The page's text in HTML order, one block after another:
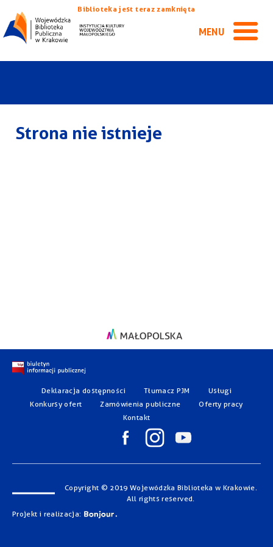
Biblioteka jest teraz zamknięta
MENU
Strona nie istnieje
Deklaracja dostępności Tłumacz PJM
Usługi
Konkursy ofert
Zamówienia publiczne
Oferty pracy
Kontakt
Copyright © 2019 Wojewódzka Biblioteka w Krakowie.
All rights reserved.
Projekt i realizacja: